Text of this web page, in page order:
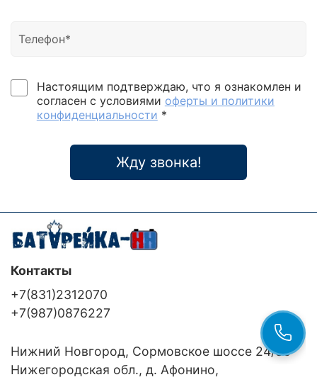
Настоящим подтверждаю, что я ознакомлен и
согласен с условиями оферты и политики
конфиденциальности *
Жду звонка!
Контакты
+7(831)2312070
+7(987)0876227
Нижний Новгород, Сормовское шоссе 24/36
Нижегородская обл., д. Афонино,